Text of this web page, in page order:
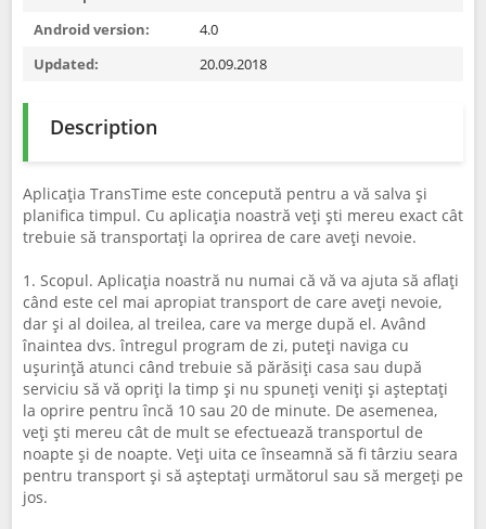
Android version:
4.0
Updated:
20.09.2018
Description
Aplicația TransTime este concepută pentru a vă salva și
planifica timpul. Cu aplicația noastră veți ști mereu exact cât
trebuie să transportați la oprirea de care aveți nevoie.
1. Scopul. Aplicația noastră nu numai că vă va ajuta să aflați
când este cel mai apropiat transport de care aveți nevoie,
dar și al doilea, al treilea, care va merge după el. Având
înaintea dvs. întregul program de zi, puteți naviga cu
ușurință atunci când trebuie să părăsiți casa sau după
serviciu să vă opriți la timp și nu spuneți veniți și așteptați
la oprire pentru încă 10 sau 20 de minute. De asemenea,
veți ști mereu cât de mult se efectuează transportul de
noapte și de noapte. Veți uita ce înseamnă să fi târziu seara
pentru transport și să așteptați următorul sau să mergeți pe
jos.